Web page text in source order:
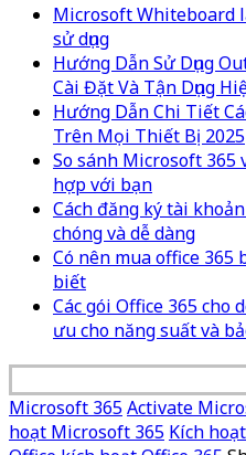
Microsoft Whiteboard
sử dụng
Hướng Dẫn Sử Dụng
Cài Đặt Và Tận Dụng
Hướng Dẫn Chi Tiết
Trên Mọi Thiết Bị 2025
So sánh Microsoft 365
hợp với bạn
Cách đăng ký tài
chóng và dễ dàng
Có nên mua office
biết
Các gói Office 365 cho
ưu cho năng suất và
Microsoft 365Activate
hoạt Microsoft 365 Kích